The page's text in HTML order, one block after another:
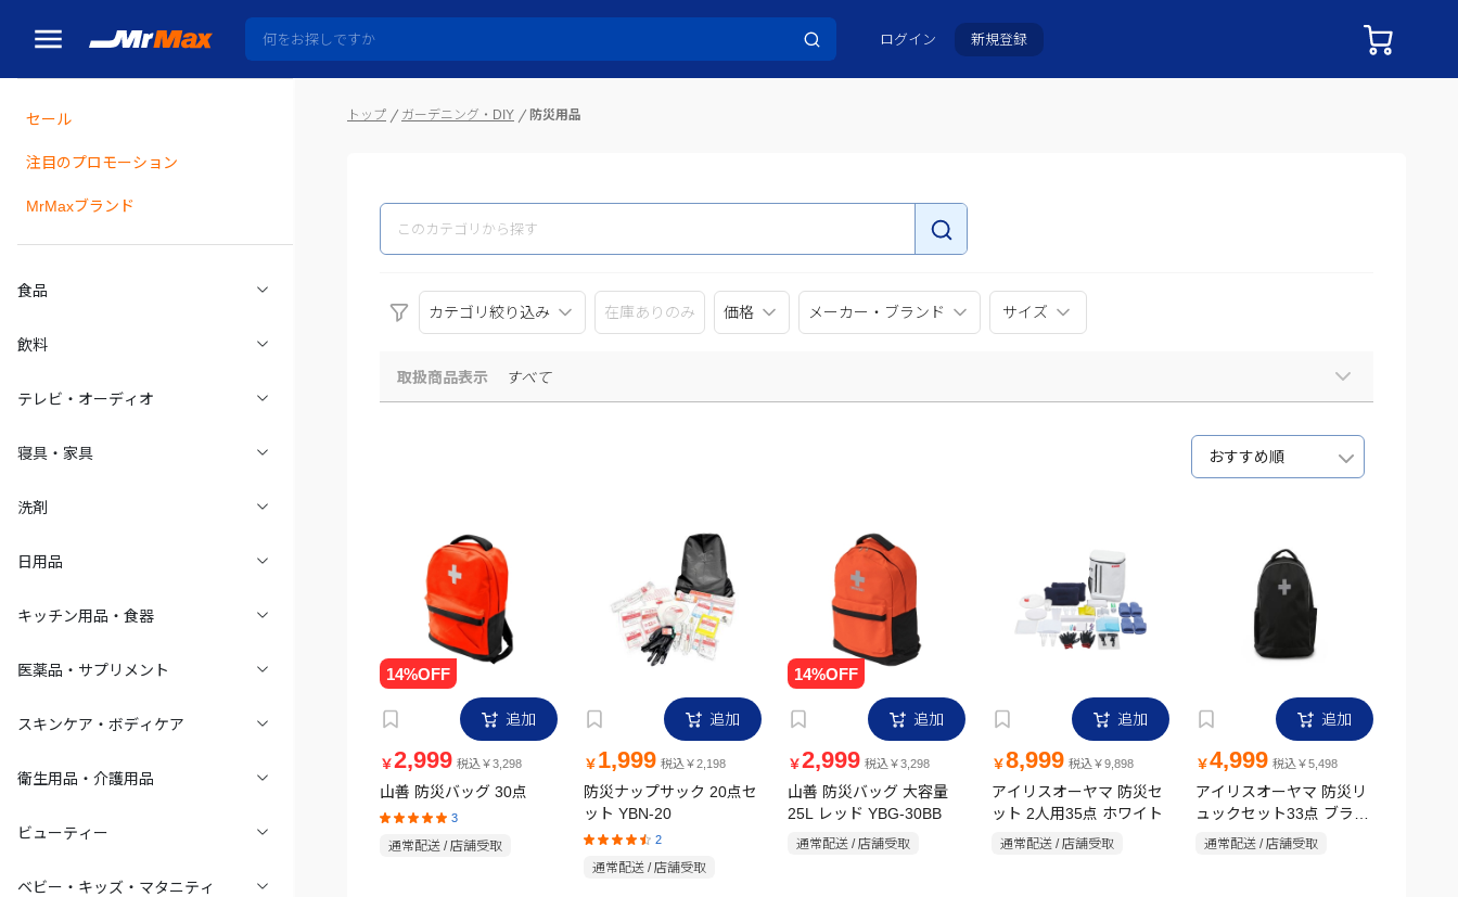
ログイン 新規登録
セール
注目のプロモーション
MrMaxブランド
食品
飲料
テレビ・オーディオ
寝具・家具
洗剤
日用品
キッチン用品・食器
医薬品・サプリメント
スキンケア・ボディケア
衛生用品・介護用品
ビューティー
ベビー・キッズ・マタニティ
トップ ガーデニング・DIY 防災用品
カテゴリ絞り込み 在庫ありのみ 価格 メーカー・ブランド サイズ
取扱商品表示 すべて
おすすめ順
追加
￥2,999 税込￥3,298
山善 防災バッグ 30点
3
通常配送 / 店舗受取
追加
￥ 1,999 税込￥2,198
防災ナップサック 20点セ
ット YBN-20
2
通常配送 / 店舗受取
追加
￥2,999 税込￥3,298
山善 防災バッグ 大容量
25L レッド YBG-30BB
通常配送 / 店舗受取
追加
￥8,999 税込￥9,898
アイリスオーヤマ 防災セ
ット 2人用35点 ホワイト
通常配送 / 店舗受取
追加
￥4,999 税込￥5,498
アイリスオーヤマ 防災リ
ュックセット33点 ブラッ
ク
通常配送 / 店舗受取